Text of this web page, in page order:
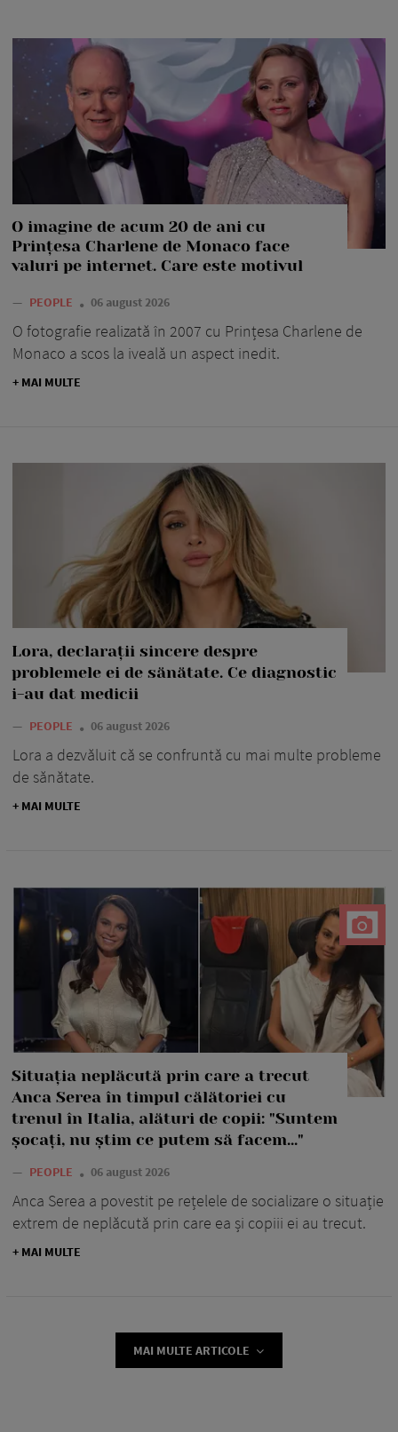
O imagine de acum 20 de ani cu
Prințesa Charlene de Monaco face
valuri pe internet. Care este motivul
— PEOPLE 06 august 2026
O fotografie realizată în 2007 cu Prințesa Charlene de
Monaco a scos la iveală un aspect inedit.
+ MAI MULTE
Lora, declarații sincere despre
problemele ei de sănătate. Ce diagnostic
i-au dat medicii
— PEOPLE 06 august 2026
Lora a dezvăluit că se confruntă cu mai multe probleme
de sănătate.
+ MAI MULTE
Situația neplăcută prin care a trecut
Anca Serea în timpul călătoriei cu
trenul în Italia, alături de copii: "Suntem
șocați, nu știm ce putem să facem..."
— PEOPLE 06 august 2026
Anca Serea a povestit pe rețelele de socializare o situație
extrem de neplăcută prin care ea și copiii ei au trecut.
+ MAI MULTE
MAI MULTE ARTICOLE